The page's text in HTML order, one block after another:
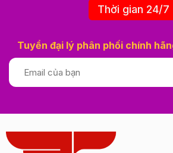
Thời gian 24/7
Tuyển đại lý phân phối chính